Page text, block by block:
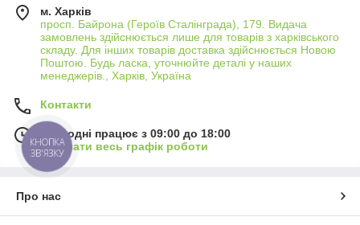
м. Харків
просп. Байрона (Героїв Сталінграда), 179. Видача
замовлень здійснюється лише для товарів з харківського
складу. Для інших товарів доставка здійснюється Новою
Поштою. Будь ласка, уточнюйте деталі у наших
менеджерів., Харків, Україна
Контакти
Сьогодні працює з 09:00 до 18:00
Показати весь графік роботи
Про нас
КНОПКА
ЗВ'ЯЗКУ